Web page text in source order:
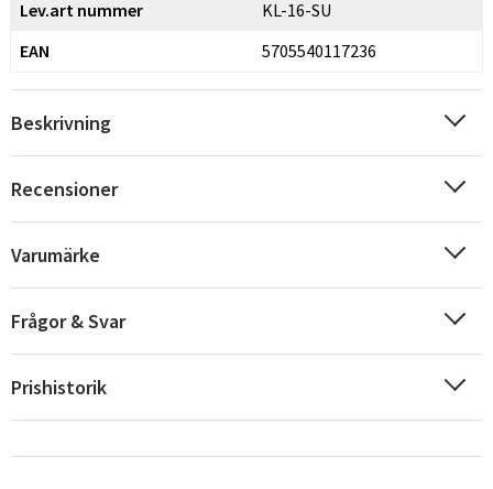
Norge
Suomi
Lev.art nummer
KL-16-SU
EAN
5705540117236
Beskrivning
Recensioner
Varumärke
Frågor & Svar
Prishistorik